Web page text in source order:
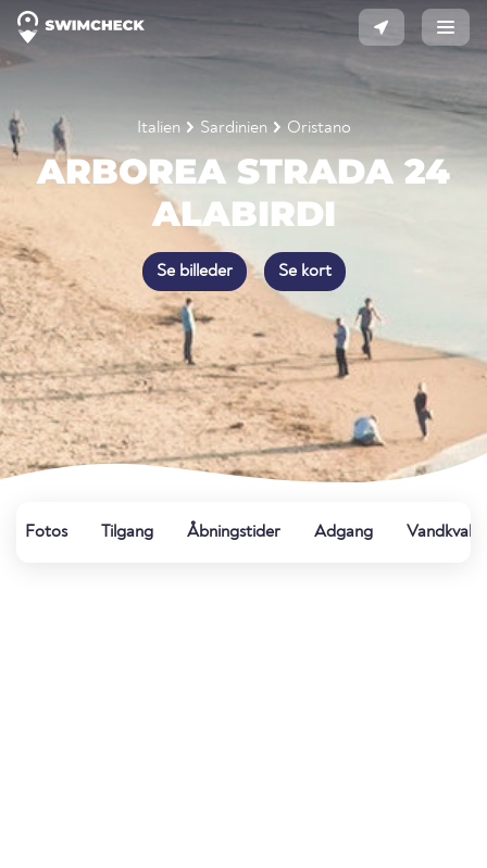
Italien Sardinien Oristano
ARBOREA STRADA 24
ALABIRDI
Se billeder Se kort
Fotos Tilgang Åbningstider Adgang